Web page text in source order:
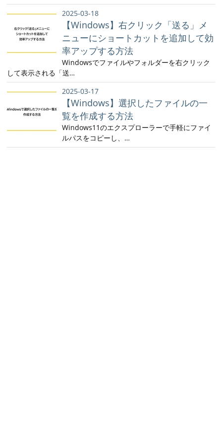
2025-03-18
【Windows】右クリック「送る」メ
ニューにショートカットを追加して効
率アップする方法
Windowsでファイルやフォルダーを右クリック
して表示される「送…
2025-03-17
【Windows】選択したファイルの一
覧を作成する方法
Windows11のエクスプローラーで手軽にファイ
ルパスをコピーし、…